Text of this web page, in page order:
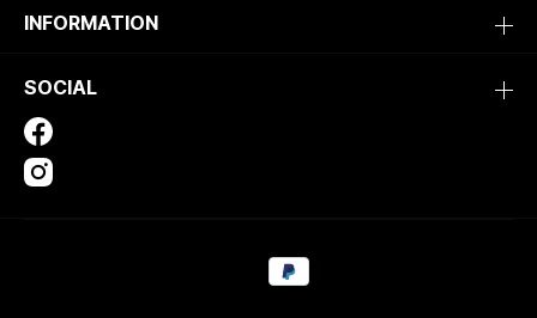
INFORMATION
SOCIAL